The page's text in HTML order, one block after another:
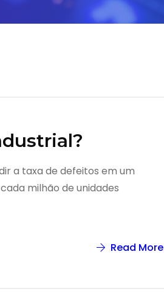
a taxa de defeitos em um
milhão de unidades
Read More